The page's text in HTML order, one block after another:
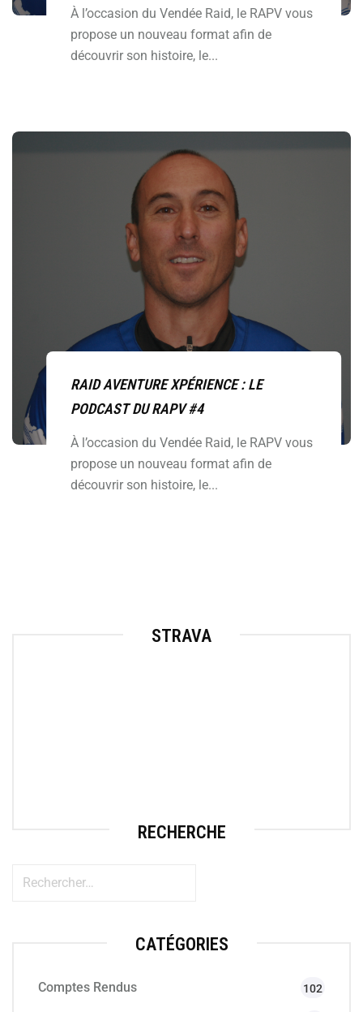
À l’occasion du Vendée Raid, le RAPV vous
propose un nouveau format afin de
découvrir son histoire, le...
RAID AVENTURE XPÉRIENCE : LE
PODCAST DU RAPV #4
À l’occasion du Vendée Raid, le RAPV vous
propose un nouveau format afin de
découvrir son histoire, le...
STRAVA
RECHERCHE
CATÉGORIES
Comptes Rendus 102